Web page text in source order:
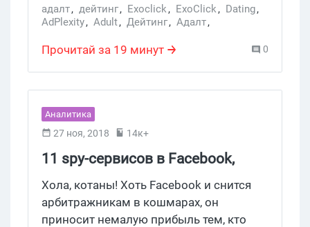
модерации.
адалт, дейтинг, Exoclick, ExoClick, Dating,
AdPlexity, Adult, Дейтинг, Адалт,
Прочитай за 19 минут 0
Аналитика
27 ноя, 2018 14к+
11 spy-сервисов в Facebook,
которые повысят вашу
конверсию
Хола, котаны! Хоть Facebook и снится
арбитражникам в кошмарах, он
приносит немалую прибыль тем, кто